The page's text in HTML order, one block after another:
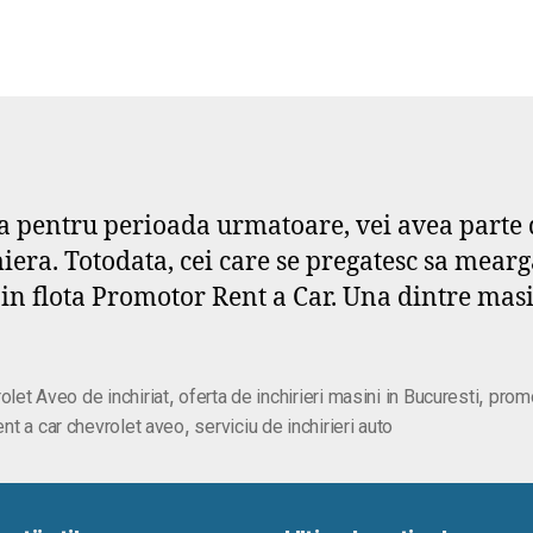
pentru perioada urmatoare, vei avea
Totodata, cei care se pregatesc sa
flota Promotor Rent a Car. Una dintre
Aveo de inchiriat,oferta de inchirieri masini in Bucuresti,
a car chevrolet aveo, serviciu de inchirieri auto